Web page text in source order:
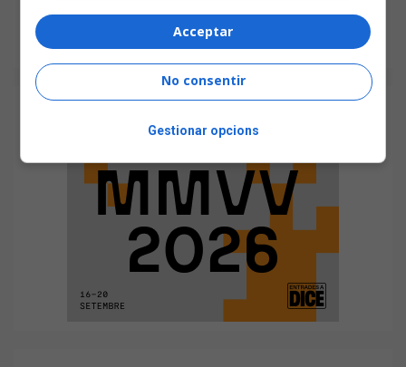
Acceptar
No consentir
Gestionar opcions